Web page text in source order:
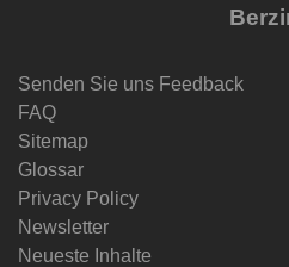
Senden Sie uns Feedback
FAQ
Sitemap
Glossar
Privacy Policy
Newsletter
Neueste Inhalte